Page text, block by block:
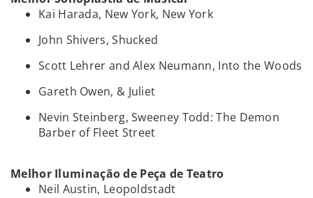
Kai Harada, New York, New York
John Shivers, Shucked
Scott Lehrer and Alex Neumann, Into the Woods
Gareth Owen, & Juliet
Nevin Steinberg, Sweeney Todd: The Demon
Barber of Fleet Street
Melhor Iluminação de Peça de Teatro
Neil Austin, Leopoldstadt